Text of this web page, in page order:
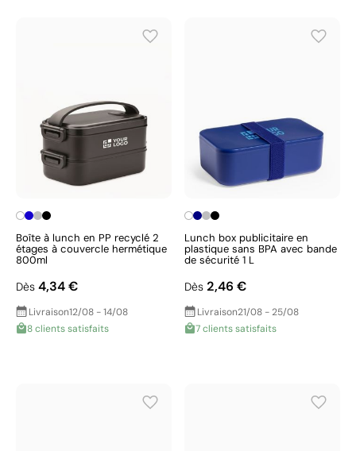
Boîte à lunch en PP recyclé 2
étages à couvercle hermétique
800ml
Dès 4,34 €
Livraison12/08 - 14/08
8 clients satisfaits
Lunch box publicitaire en
plastique sans BPA avec bande
de sécurité 1 L
Dès 2,46 €
Livraison21/08 - 25/08
7 clients satisfaits